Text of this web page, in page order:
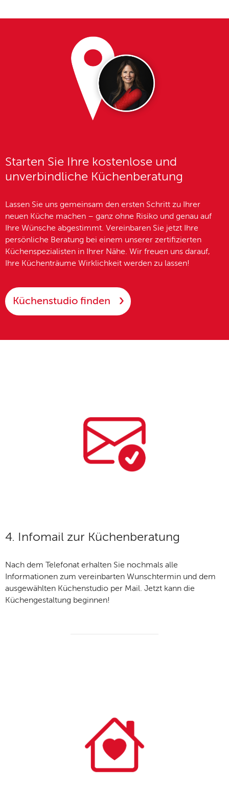
Starten Sie Ihre kostenlose und
unverbindliche Küchenberatung
Lassen Sie uns gemeinsam den ersten Schritt zu Ihrer
neuen Küche machen – ganz ohne Risiko und genau auf
Ihre Wünsche abgestimmt. Vereinbaren Sie jetzt Ihre
persönliche Beratung bei einem unserer zertifizierten
Küchenspezialisten in Ihrer Nähe. Wir freuen uns darauf,
Ihre Küchenträume Wirklichkeit werden zu lassen!
Küchenstudio finden
4. Infomail zur Küchenberatung
Nach dem Telefonat erhalten Sie nochmals alle
Informationen zum vereinbarten Wunschtermin und dem
ausgewählten Küchenstudio per Mail. Jetzt kann die
Küchengestaltung beginnen!